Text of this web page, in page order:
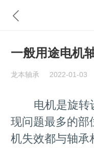
一般用途电机
龙本轴承 2022-01-03
电机是旋转
现问题最多的部
机失效都与轴承